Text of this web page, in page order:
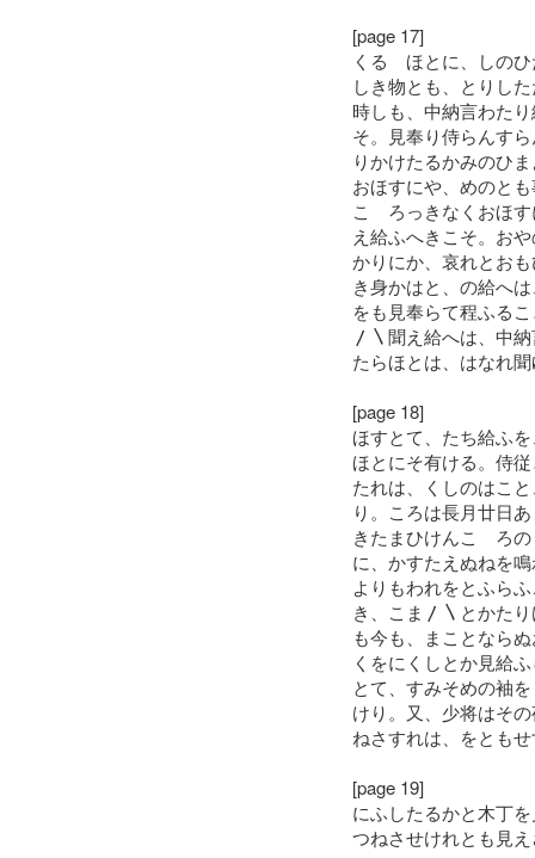
[page 17]
くるゝほとに、しの
しき物とも、とりし
時しも、中納言わた
そ。見奉り侍らんす
りかけたるかみのひ
おほすにや、めのと
こゝろっきなくおほ
え給ふへきこそ。お
かりにか、哀れとお
き身かはと、の給へ
をも見奉らて程ふる
〳〵聞え給へは、中
たらほとは、はなれ
[page 18]
ほすとて、たち給ふ
ほとにそ有ける。侍
たれは、くしのはこ
り。ころは長月廿日
きたまひけんこゝろ
に、かすたえぬねを
よりもわれをとふら
き、こま〳〵とかた
も今も、まことなら
くをにくしとか見給
とて、すみそめの袖
けり。又、少将はそ
ねさすれは、をとも
[page 19]
にふしたるかと木丁
つねさせけれとも見